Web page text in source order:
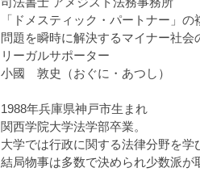
「ドメスティック・パートナー」の
問題を瞬時に解決するマイナー社会
リーガルサポーター
小國 敦史（おぐに・あつし）
1988年兵庫県神戸市生まれ
関西学院大学法学部卒業。
大学では行政に関する法律分野を学
結局物事は多数で決められ少数派が